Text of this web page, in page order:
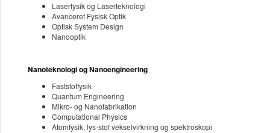
Laserfysik og Laserteknologi
Avanceret Fysisk Optik
Optisk System Design
Nanooptik
Nanoteknologi og Nanoengineering
Faststoffysik
Quantum Engineering
Mikro- og Nanofabrikation
Computational Physics
Atomfysik, lys-stof vekselvirkning og spektroskopi